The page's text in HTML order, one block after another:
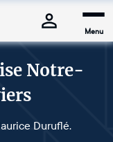
Menu
Notre-
Duruflé.